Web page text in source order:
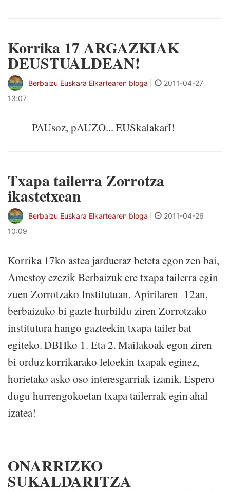
Korrika 17 ARGAZKIAK
DEUSTUALDEAN!
Berbaizu Euskara Elkartearen bloga
2011-04-27
13:07
PAUsoz, pAUZO... EUSkalakarI!
Txapa tailerra Zorrotza
ikastetxean
Berbaizu Euskara Elkartearen bloga
2011-04-26
10:09
Korrika 17ko astea jardueraz beteta egon zen bai,
Amestoy ezezik Berbaizuk ere txapa tailerra egin
zuen Zorrotzako Institutuan. Apirilaren 12an,
berbaizuko bi gazte hurbildu ziren Zorrotzako
institutura hango gazteekin txapa tailer bat
egiteko. DBHko 1. Eta 2. Mailakoak egon ziren
bi orduz korrikarako leloekin txapak eginez,
horietako asko oso interesgarriak izanik. Espero
dugu hurrengokoetan txapa tailerrak egin ahal
izatea!
ONARRIZKO
SUKALDARITZA